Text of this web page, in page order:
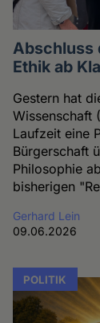
Abschluss
Ethik ab
Gestern hat
Wissenschaft
Laufzeit eine
Bürgerschaft
Philosophie
bisherigen
Gerhard Lein
09.06.2026
POLITIK